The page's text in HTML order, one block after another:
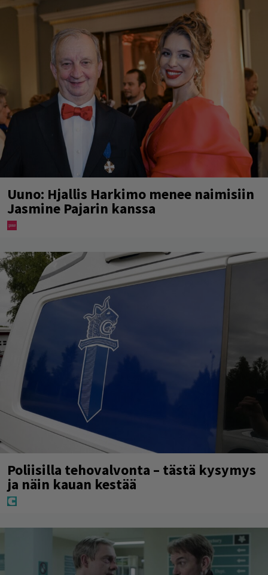
Uuno: Hjallis Harkimo menee naimisiin
Jasmine Pajarin kanssa
Poliisilla tehovalvonta – tästä kysymys
ja näin kauan kestää